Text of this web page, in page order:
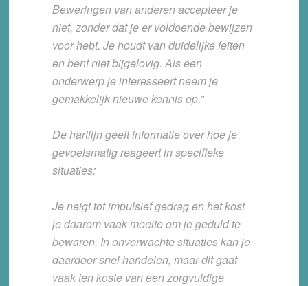
Beweringen van anderen accepteer je
niet, zonder dat je er voldoende bewijzen
voor hebt. Je houdt van duidelijke feiten
en bent niet bijgelovig. Als een
onderwerp je interesseert neem je
gemakkelijk nieuwe kennis op.”
De hartlijn geeft informatie over hoe je
gevoelsmatig reageert in specifieke
situaties:
Je neigt tot impulsief gedrag en het kost
je daarom vaak moeite om je geduld te
bewaren. In onverwachte situaties kan je
daardoor snel handelen, maar dit gaat
vaak ten koste van een zorgvuldige